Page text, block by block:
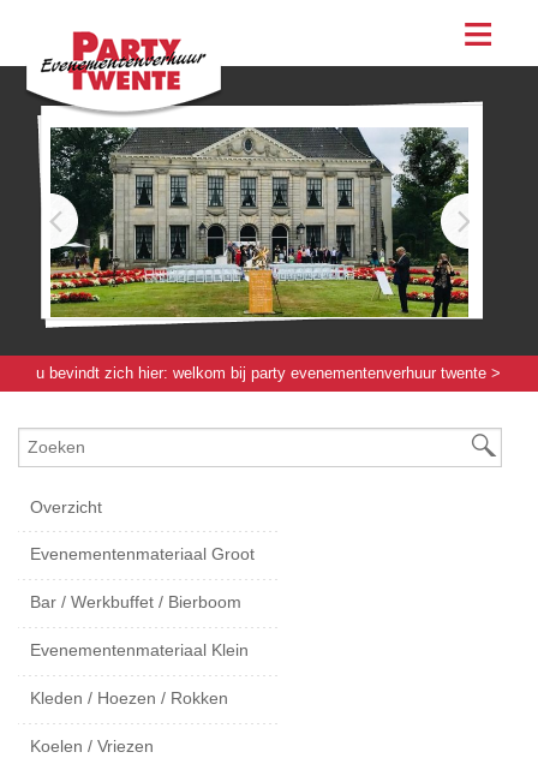
assortiment
evenementen
feesten
bestellen
contact
u bevindt zich hier: welkom bij party evenementenverhuur twente >
Overzicht
Evenementenmateriaal Groot
Bar / Werkbuffet / Bierboom
Evenementenmateriaal Klein
Kleden / Hoezen / Rokken
Koelen / Vriezen